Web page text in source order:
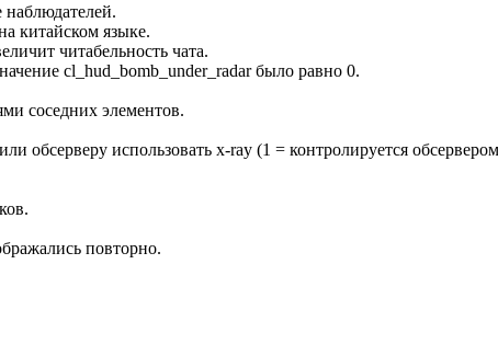
китайском языке.
читабельность чата.
cl_hud_bomb_under_radar было равно 0.
соседних элементов.
обсерверу использовать x-ray (1 = контролируется
повторно.